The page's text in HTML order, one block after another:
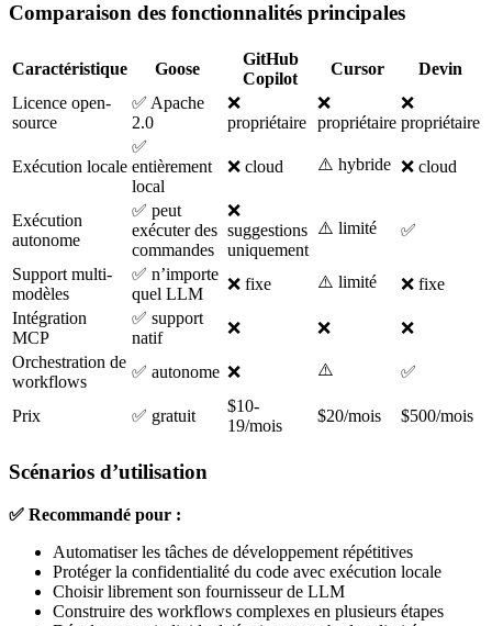
Comparaison des fonctionnalités principales
Caractéristique Goose
GitHub
Copilot
Cursor
Devin
Licence open-
source
✅ Apache
2.0
❌
propriétaire
❌
propriétaire
❌
propriétaire
Exécution locale
✅
entièrement
local
❌ cloud ⚠️ hybride ❌ cloud
Exécution
autonome
✅ peut
exécuter des
commandes
❌
suggestions
uniquement
⚠️ limité ✅
Support multi-
modèles
✅ n’importe
quel LLM
❌ fixe ⚠️ limité
❌ fixe
Intégration
MCP
✅ support
natif
❌ ❌
❌
Orchestration de
workflows
✅ autonome ❌ ⚠️ ✅
Prix ✅ gratuit
$10-
19/mois
$20/mois $500/mois
Scénarios d’utilisation
✅ Recommandé pour :
Automatiser les tâches de développement répétitives
Protéger la confidentialité du code avec exécution locale
Choisir librement son fournisseur de LLM
Construire des workflows complexes en plusieurs étapes